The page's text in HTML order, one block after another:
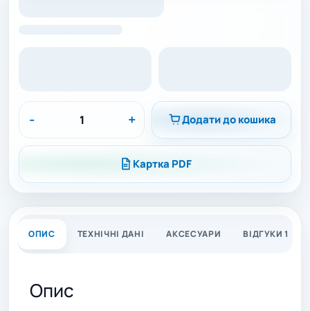
- + Додати до кошика
Картка PDF
ОПИС ТЕХНІЧНІ ДАНІ АКСЕСУАРИ ВІДГУКИ 1
Опис